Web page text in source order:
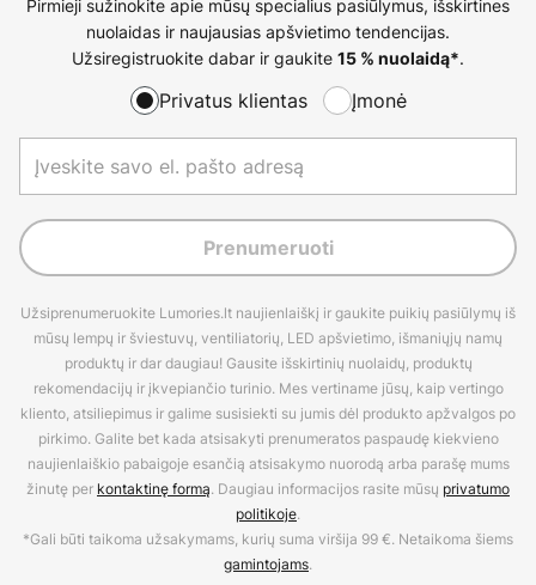
Pirmieji sužinokite apie mūsų specialius pasiūlymus, išskirtines
nuolaidas ir naujausias apšvietimo tendencijas.
Užsiregistruokite dabar ir gaukite 15 % nuolaidą*.
Privatus klientas Įmonė
Prenumeruoti
Užsiprenumeruokite Lumories.lt naujienlaiškį ir gaukite puikių pasiūlymų iš
mūsų lempų ir šviestuvų, ventiliatorių, LED apšvietimo, išmaniųjų namų
produktų ir dar daugiau! Gausite išskirtinių nuolaidų, produktų
rekomendacijų ir įkvepiančio turinio. Mes vertiname jūsų, kaip vertingo
kliento, atsiliepimus ir galime susisiekti su jumis dėl produkto apžvalgos po
pirkimo. Galite bet kada atsisakyti prenumeratos paspaudę kiekvieno
naujienlaiškio pabaigoje esančią atsisakymo nuorodą arba parašę mums
žinutę per kontaktinę formą. Daugiau informacijos rasite mūsų privatumo
politikoje.
*Gali būti taikoma užsakymams, kurių suma viršija 99 €. Netaikoma šiems
gamintojams.